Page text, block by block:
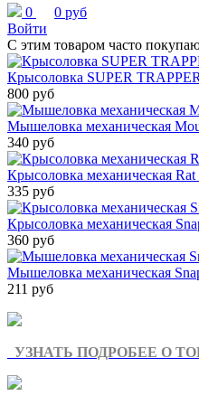
0
0 руб
Войти
С этим товаром часто
Крысоловка SUPER
800 руб
Мышеловка механическая
340 руб
Крысоловка механическая Rat
335 руб
Крысоловка механическая
360 руб
Мышеловка механическая
211 руб
УЗНАТЬ ПОДРОБЕЕ О